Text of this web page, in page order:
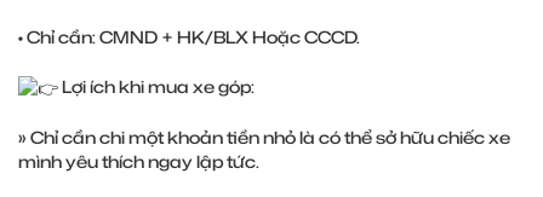
• Chỉ cần: CMND + HK/BLX Hoặc CCCD.
Lợi ích khi mua xe góp:
» Chỉ cần chi một khoản tiền nhỏ là có thể sở hữu chiếc xe
mình yêu thích ngay lập tức.